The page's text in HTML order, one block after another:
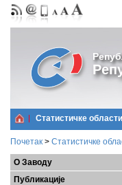
Статистичке области
Почетак > Статистичке
О Заводу
Публикације